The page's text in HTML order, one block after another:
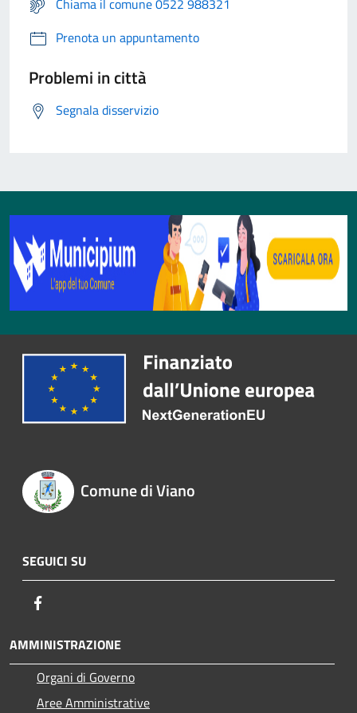
Chiama il comune 0522 988321
Prenota un appuntamento
Problemi in città
Segnala disservizio
Comune di Viano
SEGUICI SU
AMMINISTRAZIONE
Organi di Governo
Aree Amministrative